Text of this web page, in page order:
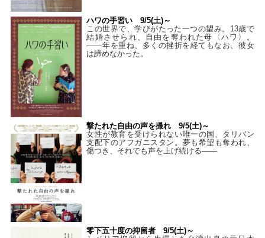
ハワの手習い 9/5(土)～
この世界で、学びがたった一つの望み。13歳で
結婚させられ、自由を奪われた母〈ハワ〉。
——年を重ね、多くの挫折を経てもなお、彼女
は諦めなかった。
撃たれた自由の声を撮れ 9/5(土)～
女性が教育を受けられない唯一の国、タリバン
支配下のアフガニスタン。夢も希望も奪われ、
傷つき、それでも声を上げ続ける——
零下五十度の抑留者 9/5(土)～